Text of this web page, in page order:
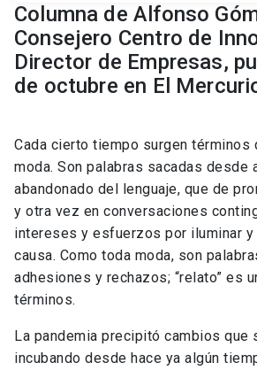
Columna de Alfonso
Consejero Centro de
Director de Empresas,
de octubre en El
Cada cierto tiempo surgen términos
moda. Son palabras sacadas desde
abandonado del lenguaje, que de
y otra vez en conversaciones
intereses y esfuerzos por iluminar y
causa. Como toda moda, son
adhesiones y rechazos; “relato” es
términos.
La pandemia precipitó cambios que
incubando desde hace ya algún